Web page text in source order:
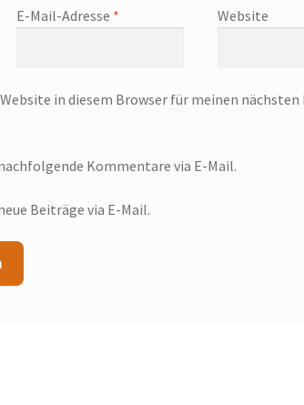
E-Mail-Adresse * Website
in diesem Browser für meinen
Kommentare via E-Mail.
Beiträge via E-Mail.